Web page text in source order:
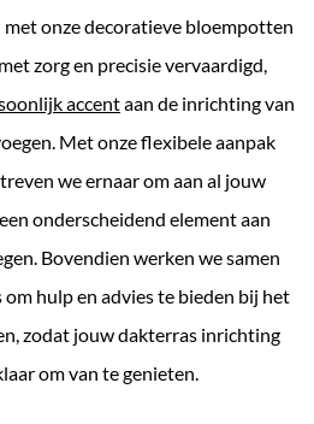
onze decoratieve bloempotten
zorg en precisie vervaardigd,
accentaan de inrichting van
Met onze flexibele aanpak
we ernaar om aan al jouw
onderscheidend element aan
Bovendien werken we samen
hulp en advies te bieden bij het
zodat jouw dakterras inrichting
om van te genieten.